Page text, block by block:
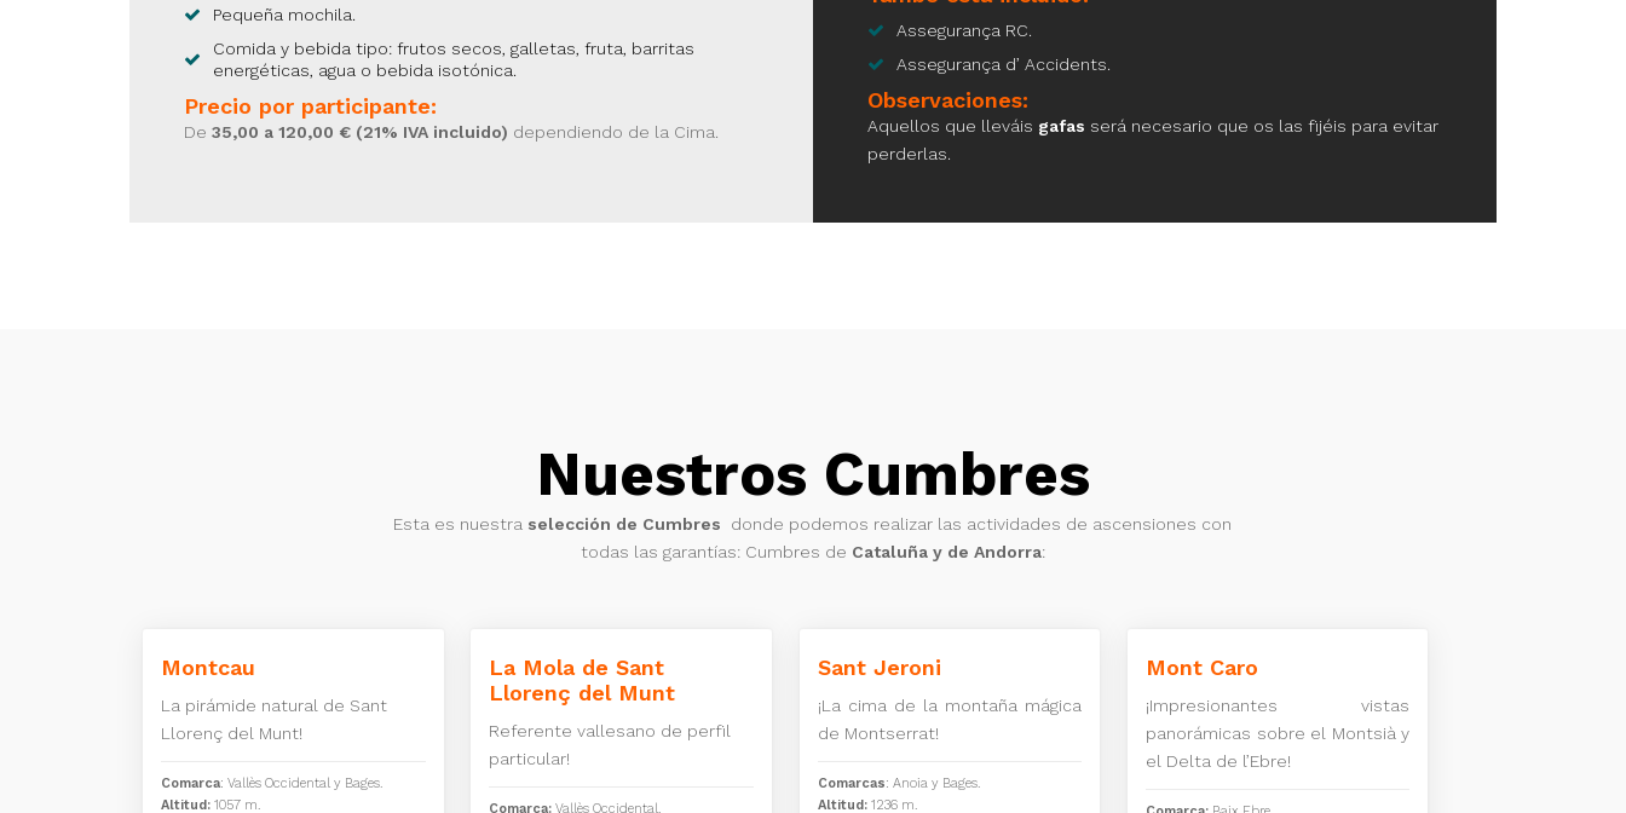
Pequeña mochila.
Comida y bebida tipo: frutos secos, galletas, fruta, barritas
energéticas, agua o bebida isotónica.
Precio por participante:
De35,00 a 120,00 € (21% IVA incluido) dependiendo de la Cima.
Assegurança RC.
Assegurança d’ Accidents.
Observaciones:
Aquellos que lleváis gafas será necesario que os las fijéis para evitar
perderlas.
Nuestros Cumbres
Esta es nuestra selección de Cumbres
donde podemos realizar las actividades de ascensiones con
todas las garantías: Cumbres de Cataluña y de Andorra:
Montcau
La pirámide natural de Sant
Llorenç del Munt!
Comarca: Vallès Occidental y Bages.
Altitud: 1057 m.
La Mola de Sant
Llorenç del Munt
Referente vallesano de perfil
particular!
Comarca: Vallès Occidental.
Sant Jeroni
¡La cima de la montaña mágica
de Montserrat!
Comarcas: Anoia y Bages.
Altitud:1236 m.
Mont Caro
¡Impresionantes vistas
panorámicas sobre el Montsià y
el Delta de l’Ebre!